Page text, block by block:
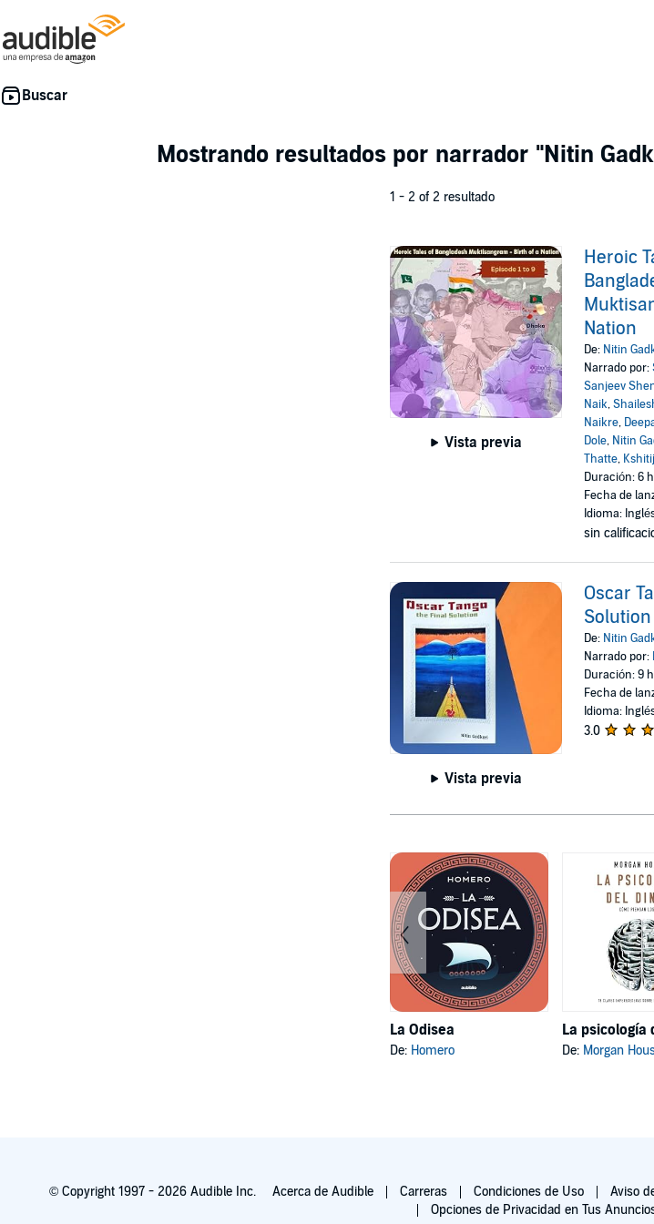
Mostrando resultados por narrador "Nitin
1 - 2 of 2 resultado
Vista previa
Heroic
Nation
De: Nitin
Narrado por:
Sanjeev
Naik,
Naikre,
Dole, Nitin
Thatte,
Duración: 6
Fecha de
Idioma:
sin
Vista previa
Oscar
Solution
De: Nitin
Narrado por:
Duración: 9
Fecha de
Idioma:
3.0
La Odisea
De: Homero
La psicología
De: Morgan
© Copyright 1997 - 2026 Audible Inc. Acerca de Audible Carreras Condiciones de Uso Aviso
Opciones de Privacidad en Tus